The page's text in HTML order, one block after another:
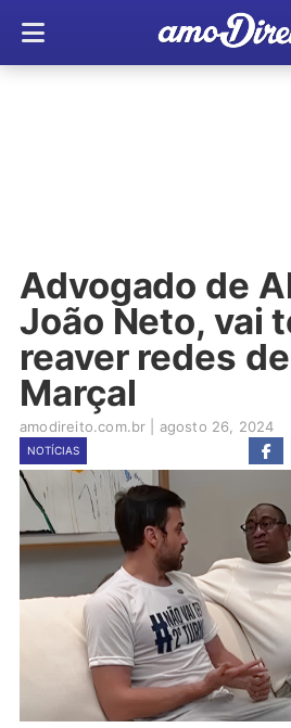
Advogado de
João Neto, vai
reaver redes
Marçal
amodireito.com.br agosto 26, 2024
NOTÍCIAS